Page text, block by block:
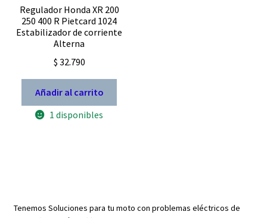
Regulador Honda XR 200
250 400 R Pietcard 1024
Estabilizador de corriente
Alterna
$ 32.790
Añadir al carrito
1 disponibles
Tenemos Soluciones para tu moto con problemas eléctricos de